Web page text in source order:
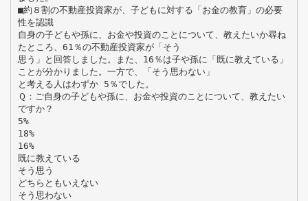
■約８割の不動産投資家が、子どもに対する「お金の教育」の必要
性を認識
自身の子どもや孫に、お金や投資のことについて、教えたいか尋ね
たところ、61％の不動産投資家が「そう
思う」と回答しました。また、16％は子や孫に「既に教えている」
ことが分かりました。一方で、「そう思わない」
と考える人はわずか 5％でした。
Ｑ：ご自身の子どもや孫に、お金や投資のことについて、教えたい
ですか？
5%
18%
16%
既に教えている
そう思う
どちらともいえない
そう思わない